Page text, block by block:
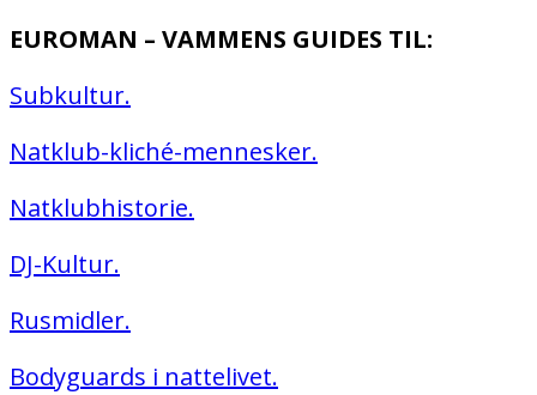
EUROMAN – VAMMENS GUIDES TIL:
Subkultur.
Natklub-kliché-mennesker.
Natklubhistorie.
DJ-Kultur.
Rusmidler.
Bodyguards i nattelivet.